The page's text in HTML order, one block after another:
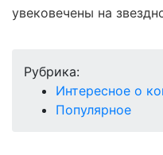
увековечены на
Рубрика:
Интересное о
Популярное